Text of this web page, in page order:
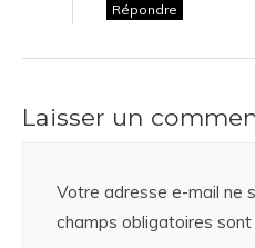
Répondre
Laisser un
Votre adresse e-mail ne
champs obligatoires sont